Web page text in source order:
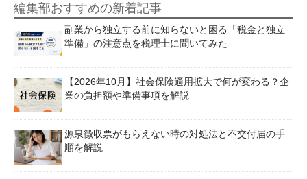
編集部おすすめの新着記事
副業から独立する前に知らないと困る「税金と独立
準備」の注意点を税理士に聞いてみた
【2026年10月】社会保険適用拡大で何が変わる？企
業の負担額や準備事項を解説
源泉徴収票がもらえない時の対処法と不交付届の手
順を解説